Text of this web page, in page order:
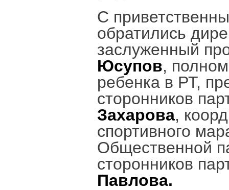
С
обратились
заслуженный
Юсупов,
ребенка в РТ,
сторонников
Захарова,
спортивного
Общественной
сторонников
Павлова.